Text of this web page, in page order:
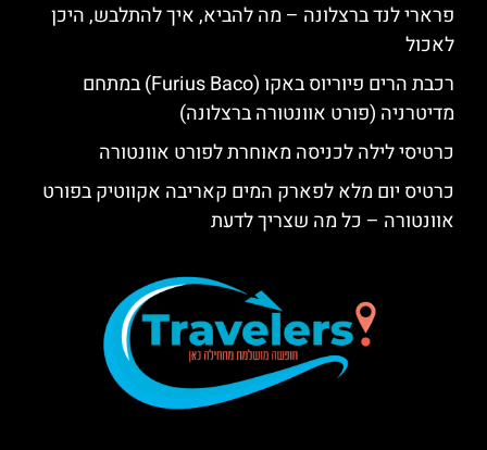
פרארי לנד ברצלונה – מה להביא, איך להתלבש, היכן
לאכול
רכבת הרים פיוריוס באקו (Furius Baco) במתחם
מדיטרניה (פורט אוונטורה ברצלונה)
כרטיסי לילה לכניסה מאוחרת לפורט אוונטורה
כרטיס יום מלא לפארק המים קאריבה אקווטיק בפורט
אוונטורה – כל מה שצריך לדעת